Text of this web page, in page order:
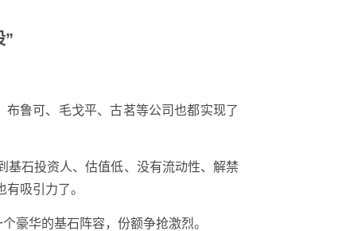
”
布鲁可、毛戈平、古茗等公司也都实现了
基石投资人、估值低、没有流动性、解禁
吸引力了。
豪华的基石阵容，份额争抢激烈。